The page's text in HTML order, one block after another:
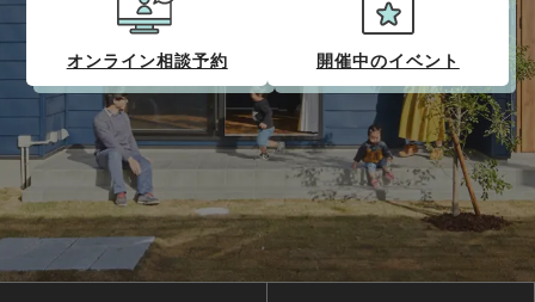
オンライン相談予約 開催中のイベント